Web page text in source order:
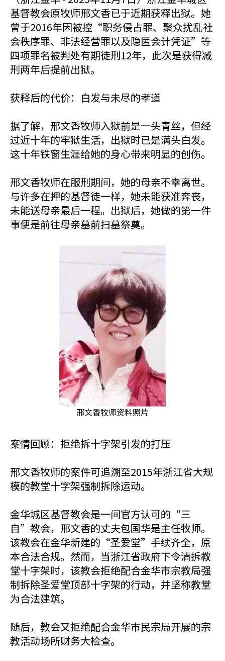
基督教会原牧师邢文香已于近期获释出狱。她
曾于2016年因被控“职务侵占罪、聚众扰乱社
会秩序罪、非法经营罪以及隐匿会计凭证”等
四项罪名被判处有期徒刑12年，此次是获得减
刑两年后提前出狱。
获释后的代价：白发与未尽的孝道
据了解，邢文香牧师入狱前是一头青丝，但经
过近十年的牢狱生活，出狱时已是满头白发。
这十年铁窗生涯给她的身心带来明显的创伤。
邢文香牧师在服刑期间，她的母亲不幸离世。
与许多在押的基督徒一样，她未能获准奔丧，
未能送母亲最后一程。出狱后，她做的第一件
事便是前往母亲墓前扫墓祭奠。
邢文香牧师资料照片
案情回顾：拒绝拆十字架引发的打压
邢文香牧师的案件可追溯至2015年浙江省大规
模的教堂十字架强制拆除运动。
金华城区基督教会是一间官方认可的“三
自”教会，邢文香的丈夫包国华是主任牧师。
该教会在金华新建的“圣爱堂”手续齐全，原
本合法合规。然而，当浙江省政府下令清拆教
堂十字架时，该教会拒绝配合金华市宗教局强
制拆除圣爱堂顶部十字架的行动，并坚称教堂
为合法建筑。
随后，教会又拒绝配合金华市民宗局开展的宗
教活动场所财务大检查。